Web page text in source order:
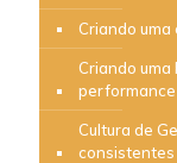
Criando
Criando uma
performance
Cultura de
consistentes